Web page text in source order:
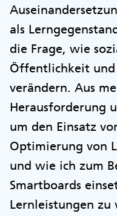
als
die Frage, wie
Öffentlichkeit und
verändern. Aus
Herausforderung
um den Einsatz
Optimierung von
und wie ich zum
Smartboards
Lernleistungen zu